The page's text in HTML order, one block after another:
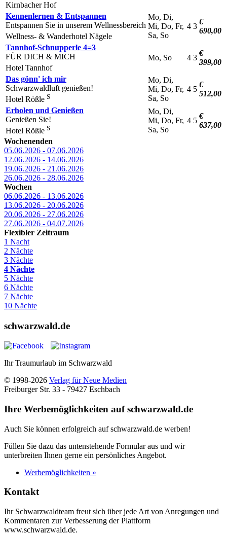
Kirnbacher Hof
Kennenlernen & Entspannen
Entspannen Sie in unserem Wellnessbereich
Wellness- & Wanderhotel Nägele
Mo, Di,
Mi, Do, Fr,
Sa, So
4 3
€
690,00
Tannhof-Schnupperle 4=3
FÜR DICH & MICH
Hotel Tannhof
Mo, So 4 3
€
399,00
Das gönn' ich mir
Schwarzwaldluft genießen!
Hotel Rößle S
Mo, Di,
Mi, Do, Fr,
Sa, So
4 5
€
512,00
Erholen und Genießen
Genießen Sie!
Hotel Rößle S
Mo, Di,
Mi, Do, Fr,
Sa, So
4 5
€
637,00
Wochenenden
05.06.2026 - 07.06.2026
12.06.2026 - 14.06.2026
19.06.2026 - 21.06.2026
26.06.2026 - 28.06.2026
Wochen
06.06.2026 - 13.06.2026
13.06.2026 - 20.06.2026
20.06.2026 - 27.06.2026
27.06.2026 - 04.07.2026
Flexibler Zeitraum
1 Nacht
2 Nächte
3 Nächte
4 Nächte
5 Nächte
6 Nächte
7 Nächte
10 Nächte
schwarzwald.de
Ihr Traumurlaub im Schwarzwald
© 1998-2026 Verlag für Neue Medien
Freiburger Str. 33 - 79427 Eschbach
Ihre Werbemöglichkeiten auf schwarzwald.de
Auch Sie können erfolgreich auf schwarzwald.de werben!
Füllen Sie dazu das untenstehende Formular aus und wir
unterbreiten Ihnen gerne ein persönliches Angebot.
Werbemöglichkeiten »
Kontakt
Ihr Schwarzwaldteam freut sich über jede Art von Anregungen und
Kommentaren zur Verbesserung der Plattform
www.schwarzwald.de.